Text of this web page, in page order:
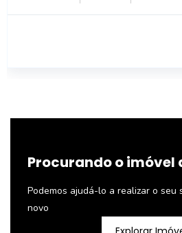
Procurando o imóvel
Podemos ajudá-lo a realizar o seu
novo